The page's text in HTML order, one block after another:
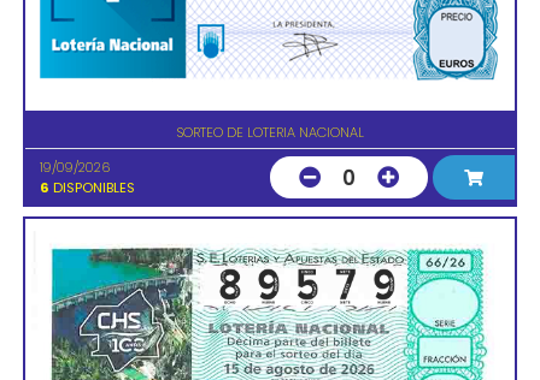
SORTEO DE LOTERIA NACIONAL
19/09/2026
6 DISPONIBLES 0